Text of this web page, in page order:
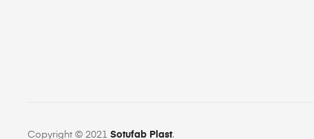
Copyright © 2021 Sotufab Plast.